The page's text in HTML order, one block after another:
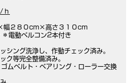
ｈ
幅２８０cm×高さ３１０cm
ベルコン2本付き
グ洗浄し、作動チェック済み。
完全整備済み。
ト・ベアリング・ローラー交換